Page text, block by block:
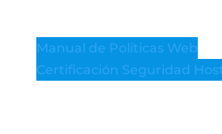
Manual de Politicas Web
Certificación Seguridad